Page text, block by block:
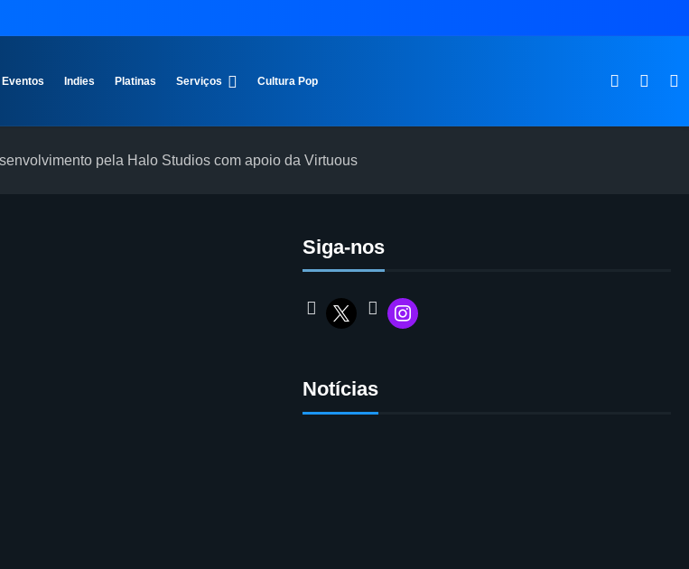
Eventos Indies Platinas Serviços Cultura Pop
pela Halo Studios com apoio da Virtuous
Siga-nos
Notícias